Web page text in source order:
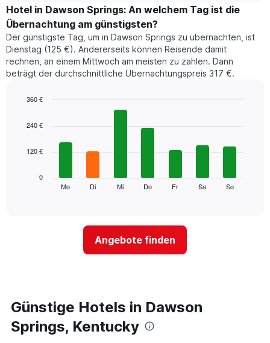
den
durchschnittlichen
Zimmerpreis
im
jeweiligen
Monat
an.
Diagramm
die
Monate
Zimmerpreis
anzeigt.
Hotel in Dawson Springs: An welchem Tag ist die
Übernachtung am günstigsten?
Der günstigste Tag, um in Dawson Springs zu übernachten, ist
Dienstag (125 €). Andererseits können Reisende damit
rechnen, an einem Mittwoch am meisten zu zahlen. Dann
beträgt der durchschnittliche Übernachtungspreis 317 €.
chart
bars.
durchschnittlichen
jeweiligen
Wochentag.
Das
Diagramm
Mo Di Mi Do Fr Sa So
0
120 €
240 €
360 €
Angebote finden
Günstige Hotels in Dawson
Springs, Kentucky